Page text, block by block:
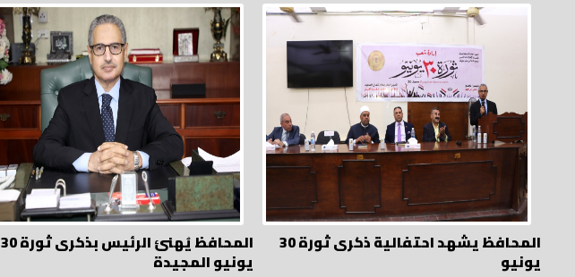
المحافظ يشهد احتفالية ذكرى ثورة 30
يونيو
المحافظ يُهنئ الرئيس بذكرى ثورة 30
يونيو المجيدة